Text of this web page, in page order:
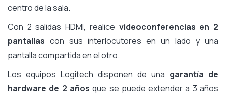
centro de la sala.
Con 2 salidas HDMI, realice videoconferencias en 2
pantallas con sus interlocutores en un lado y una
pantalla compartida en el otro.
Los equipos Logitech disponen de una garantía de
hardware de 2 años que se puede extender a 3 años